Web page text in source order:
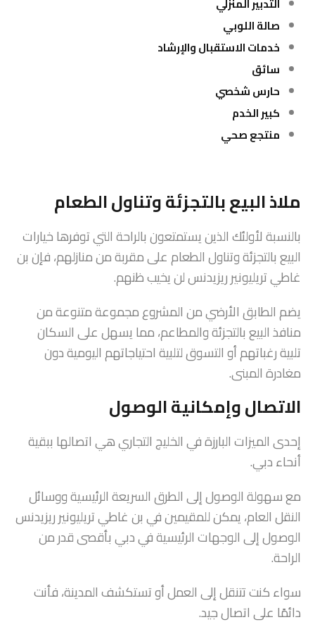
التدبير المنزلي
صالة اللوبي
خدمات الاستقبال والإرشاد
سائق
حارس شخصي
كبير الخدم
منتجع صحي
ملاذ البيع بالتجزئة وتناول الطعام
بالنسبة لأولئك الذين يستمتعون بالراحة التي توفرها خيارات
البيع بالتجزئة وتناول الطعام على مقربة من منازلهم، فإن بن
غاطي تريليونير ريزيدنس لن يخيب ظنهم.
يضم الطابق الأرضي من المشروع مجموعة متنوعة من
منافذ البيع بالتجزئة والمطاعم، مما يسهل على السكان
تلبية رغباتهم أو التسوق لتلبية احتياجاتهم اليومية دون
مغادرة المبنى.
الاتصال وإمكانية الوصول
إحدى الميزات البارزة في الخليج التجاري هي اتصالها ببقية
أنحاء دبي.
مع سهولة الوصول إلى الطرق السريعة الرئيسية ووسائل
النقل العام، يمكن للمقيمين في بن غاطي تريليونير ريزيدنس
الوصول إلى الوجهات الرئيسية في دبي بأقصى قدر من
الراحة.
سواء كنت تتنقل إلى العمل أو تستكشف المدينة، فأنت
دائمًا على اتصال جيد.